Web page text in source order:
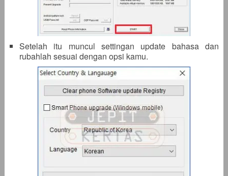
Setelah itu muncul settingan update bahasa dan
rubahlah sesuai dengan opsi kamu.